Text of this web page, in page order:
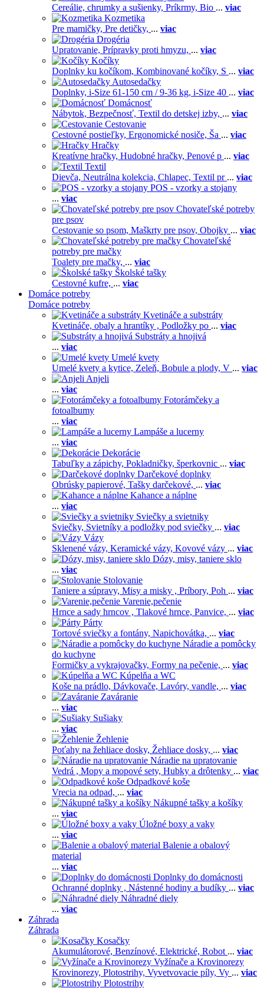
Cereálie, chrumky a sušienky, Príkrmy, Bio ... viac
Kozmetika
Pre mamičky, Pre detičky, ... viac
Drogéria
Upratovanie, Prípravky proti hmyzu, ... viac
Kočíky
Doplnky ku kočíkom, Kombinované kočíky, S ... viac
Autosedačky
Doplnky, i-Size 61-150 cm / 9-36 kg, i-Size 40 ... viac
Domácnosť
Nábytok, Bezpečnosť, Textil do detskej izby, ... viac
Cestovanie
Cestovné postieľky, Ergonomické nosiče, Ša ... viac
Hračky
Kreatívne hračky, Hudobné hračky, Penové p ... viac
Textil
Dievča, Neutrálna kolekcia, Chlapec, Textil pr ... viac
POS - vzorky a stojany
... viac
Chovateľské potreby
pre psov
Cestovanie so psom, Maškrty pre psov, Obojky ... viac
Chovateľské
potreby pre mačky
Toalety pre mačky, ... viac
Školské tašky
Cestovné kufre, ... viac
Domáce potreby
Domáce potreby
Kvetináče a substráty
Kvetináče, obaly a hrantíky , Podložky po ... viac
Substráty a hnojivá
... viac
Umelé kvety
Umelé kvety a kytice, Zeleň, Bobule a plody, V ... viac
Anjeli
... viac
Fotorámčeky a
fotoalbumy
... viac
Lampáše a lucerny
... viac
Dekorácie
Tabuľky a zápichy, Pokladničky, šperkovnic ... viac
Darčekové doplnky
Obrúsky papierové, Tašky darčekové, ... viac
Kahance a náplne
... viac
Sviečky a svietniky
Sviečky, Svietníky a podložky pod sviečky ... viac
Vázy
Sklenené vázy, Keramické vázy, Kovové vázy ... viac
Dózy, misy, taniere sklo
... viac
Stolovanie
Taniere a súpravy, Misy a misky , Príbory, Poh ... viac
Varenie,pečenie
Hrnce a sady hrncov , Tlakové hrnce, Panvice, ... viac
Párty
Tortové sviečky a fontány, Napichovátka, ... viac
Náradie a pomôcky
do kuchyne
Formičky a vykrajovačky, Formy na pečenie, ... viac
Kúpelňa a WC
Koše na prádlo, Dávkovače, Lavóry, vandle, ... viac
Zaváranie
... viac
Sušiaky
... viac
Žehlenie
Poťahy na žehliace dosky, Žehliace dosky, ... viac
Náradie na upratovanie
Vedrá , Mopy a mopové sety, Hubky a drôtenky ... viac
Odpadkové koše
Vrecia na odpad, ... viac
Nákupné tašky a košíky
... viac
Úložné boxy a vaky
... viac
Balenie a obalový
material
... viac
Doplnky do domácnosti
Ochranné doplnky , Nástenné hodiny a budíky ... viac
Náhradné diely
... viac
Záhrada
Záhrada
Kosačky
Akumulátorové, Benzínové, Elektrické, Robot ... viac
Vyžínače a Krovinorezy
Krovinorezy, Plotostrihy, Vyvetvovacie píly, Vy ... viac
Plotostrihy